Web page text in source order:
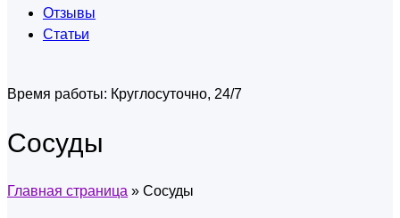
Отзывы
Статьи
Время работы: Круглосуточно, 24/7
Сосуды
Главная страница » Сосуды